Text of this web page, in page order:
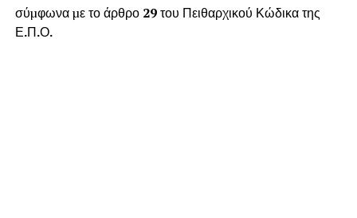
σύµφωνα µε το άρθρο 29του Πειθαρχικού Κώδικα της
Ε.Π.Ο.